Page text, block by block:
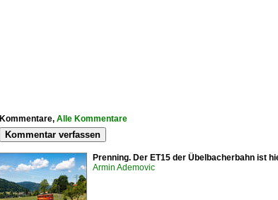
Kommentare, Alle Kommentare
Kommentar verfassen
Prenning. Der ET15 der Übelbacherbahn ist
Armin Ademovic